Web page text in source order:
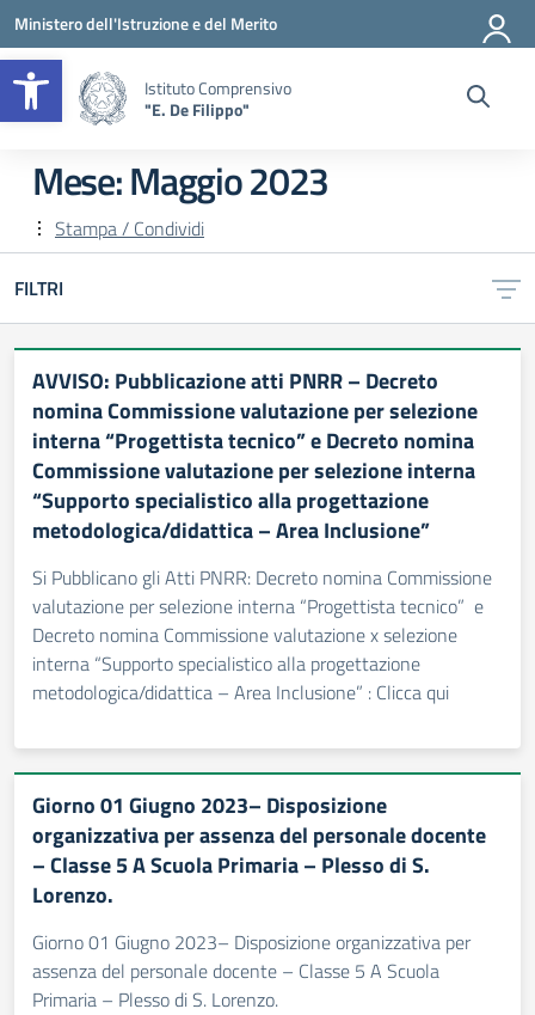
Apri la barra degli strumenti
Vai ai contenuti
Vai al menu di navigazione
Vai al footer
Ministero dell'Istruzione e del Merito
Istituto Comprensivo
"E. De Filippo"
Mese:Maggio 2023
Stampa / Condividi
FILTRI
AVVISO: Pubblicazione atti PNRR – Decreto
nomina Commissione valutazione per selezione
interna “Progettista tecnico” e Decreto nomina
Commissione valutazione per selezione interna
“Supporto specialistico alla progettazione
metodologica/didattica – Area Inclusione”
Si Pubblicano gli Atti PNRR: Decreto nomina Commissione
valutazione per selezione interna “Progettista tecnico” e
Decreto nomina Commissione valutazione x selezione
interna “Supporto specialistico alla progettazione
metodologica/didattica – Area Inclusione” : Clicca qui
Giorno 01 Giugno 2023– Disposizione
organizzativa per assenza del personale docente
– Classe 5 A Scuola Primaria – Plesso di S.
Lorenzo.
Giorno 01 Giugno 2023– Disposizione organizzativa per
assenza del personale docente – Classe 5 A Scuola
Primaria – Plesso di S. Lorenzo.